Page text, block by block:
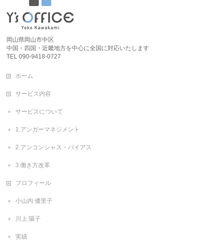
岡山県岡山市中区
中国・四国・近畿地方を中心に全国に対応いたします
TEL 090-9418-0727
ホーム
サービス内容
サービスについて
1.アンガーマネジメント
2.アンコンシャス・バイアス
3.働き方改革
プロフィール
小山内 優里子
川上 陽子
実績